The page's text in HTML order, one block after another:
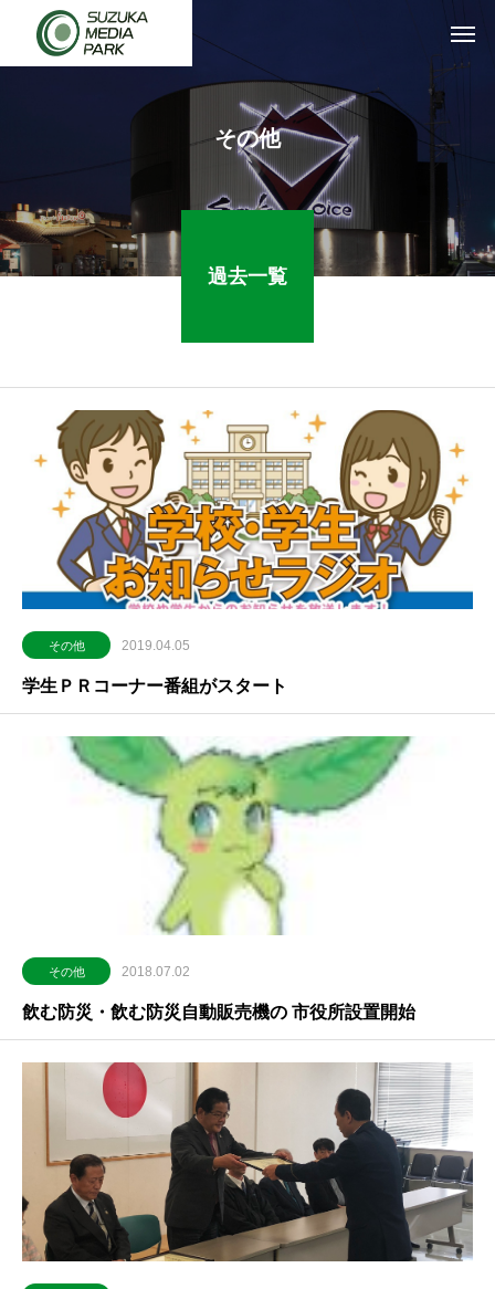
その他
過去一覧
その他 2019.04.05
学生ＰＲコーナー番組がスタート
その他 2018.07.02
飲む防災・飲む防災自動販売機の 市役所設置開始